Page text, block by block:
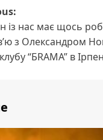
із нас має щось
з Олександром
“БRAMA” в